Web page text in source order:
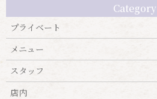
Category
プライベート
メニュー
スタッフ
店内